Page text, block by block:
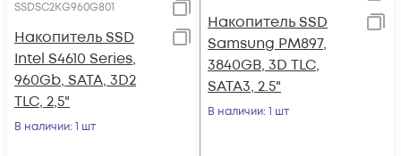
SSDSC2KG960G801
Накопитель SSD
Intel S4610 Series,
960Gb, SATA, 3D2
TLC, 2,5"
В наличии: 1 шт
Накопитель SSD
Samsung PM897,
3840GB, 3D TLC,
SATA3, 2.5"
В наличии: 1 шт